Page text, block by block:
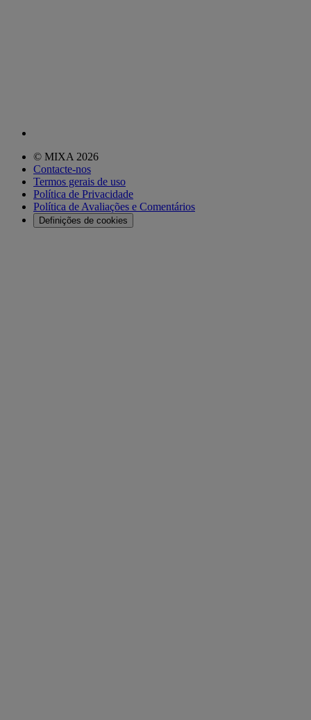
© MIXA 2026
Contacte-nos
Termos gerais de uso
Política de Privacidade
Política de Avaliações e Comentários
Definições de cookies